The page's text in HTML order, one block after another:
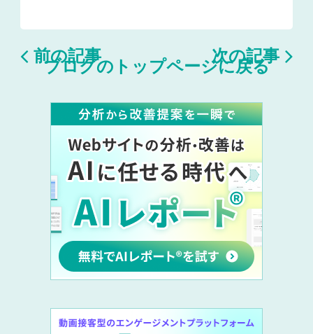
前の記事 次の記事
ブログのトップページに戻る